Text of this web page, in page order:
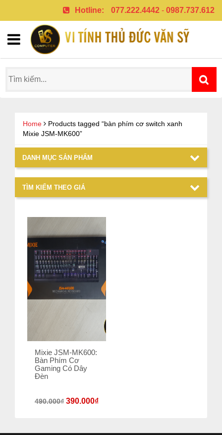
Hotline: 077.222.4442 - 0987.737.612
Home
Products tagged “bàn phím cơ switch xanh
Mixie JSM-MK600”
DANH MỤC SẢN PHẨM
TÌM KIẾM THEO GIÁ
Mixie JSM-MK600:
Bàn Phím Cơ
Gaming Có Dây
Đèn
490.000₫ 390.000₫